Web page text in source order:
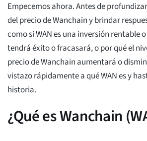
Empecemos ahora. Antes de
del precio de Wanchain y brindar
como si WAN es una inversión rentable
tendrá éxito o fracasará, o por qué el
precio de Wanchain aumentará o
vistazo rápidamente a qué WAN es y
historia.
¿Qué es Wanchain